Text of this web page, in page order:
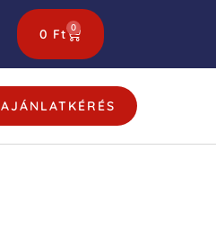
0 Ft 0
AJÁNLATKÉRÉS